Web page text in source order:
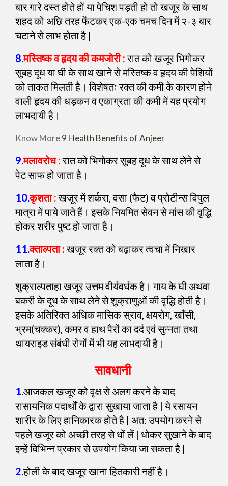
बार गारे दस्त होते हों या पेचिश पड़ती हो तो खजूर के साथ
शहद को अछि तरह फेंटकर एक-एक चमच दिन में २-३ बार
चटाने से लाभ होता है |
8.मस्तिष्क व हृदय की कमजोरी :रात को खजूर भिगोकर
सुबह दूध या घी के साथ खाने से मस्तिष्क व हृदय की पेशियों
को ताकत मिलती है। विशेषतः रक्त की कमी के कारण होने
वाली हृदय की धड़कन व एकाग्रता की कमी में यह प्रयोग
लाभदायी है।
Know More9 Health Benefits of Anjeer
9.मलावरोध :रात को भिगोकर सुबह दूध के साथ लेने से
पेट साफ हो जाता है।
10.कृशता :खजूर में शर्करा, वसा (फैट) व प्रोटीन्स विपुल
मात्रा में पाये जाते हैं। इसके नियमित सेवन से मांस की वृद्धि
होकर शरीर पुष्ट हो जाता है।
11.क्ताल्पता :खजूर रक्त को बढ़ाकर त्वचा में निखार
लाता है।
शुक्राल्पताहा खजूर उत्तम वीर्यवर्धक है। गाय के घी अथवा
बकरी के दूध के साथ लेने से शुक्राणुओं की वृद्धि होती है।
इसके अतिरिक्त अधिक मासिक स्राव, क्षयरोग, खाँसी,
भ्रम(चक्कर), कमर व हाथ पैरों का दर्द एवं सुन्नता तथा
थायराइड संबंधी रोगों में भी यह लाभदायी है।
सावधानी
1.आजकल खजूर को वृक्ष से अलग करने के बाद
रासायनिक पदार्थों के द्वारा सुखाया जाता है | ये रसायन
शारीर के लिए हानिकारक होते है | अत: उपयोग करने से
पहले खजूर को अच्छी तरह से धों लें | धोकर सुखाने के बाद
इन्हें विभिन्न प्रकार से उपयोग किया जा सकता है |
2.होली के बाद खजूर खाना हितकारी नहीं है।